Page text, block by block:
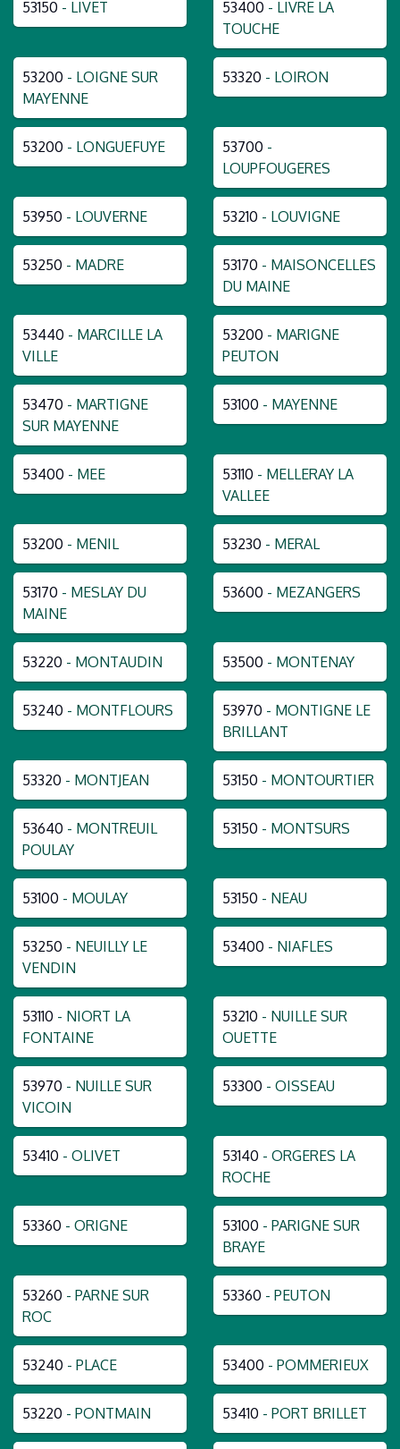
53150 - LIVET 53400 - LIVRE LA
TOUCHE
53200 - LOIGNE SUR
MAYENNE
53320 - LOIRON
53200 - LONGUEFUYE 53700 -
LOUPFOUGERES
53950 - LOUVERNE 53210 - LOUVIGNE
53250 - MADRE 53170 - MAISONCELLES
DU MAINE
53440 - MARCILLE LA
VILLE
53200 - MARIGNE
PEUTON
53470 - MARTIGNE
SUR MAYENNE
53100 - MAYENNE
53400 - MEE 53110 - MELLERAY LA
VALLEE
53200 - MENIL 53230 - MERAL
53170 - MESLAY DU
MAINE
53600 - MEZANGERS
53220 - MONTAUDIN 53500 - MONTENAY
53240 - MONTFLOURS 53970 - MONTIGNE LE
BRILLANT
53320 - MONTJEAN 53150 - MONTOURTIER
53640 - MONTREUIL
POULAY
53150 - MONTSURS
53100 - MOULAY 53150 - NEAU
53250 - NEUILLY LE
VENDIN
53400 - NIAFLES
53110 - NIORT LA
FONTAINE
53210 - NUILLE SUR
OUETTE
53970 - NUILLE SUR
VICOIN
53300 - OISSEAU
53410 - OLIVET 53140 - ORGERES LA
ROCHE
53360 - ORIGNE 53100 - PARIGNE SUR
BRAYE
53260 - PARNE SUR
ROC
53360 - PEUTON
53240 - PLACE 53400 - POMMERIEUX
53220 - PONTMAIN 53410 - PORT BRILLET